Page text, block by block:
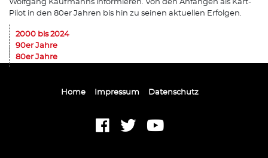
Wolfgang Kaufmanns informieren. Von den Anfängen als Kart-
Pilot in den 80er Jahren bis hin zu seinen aktuellen Erfolgen.
2000 bis 2024
90er Jahre
80er Jahre
Home Impressum Datenschutz